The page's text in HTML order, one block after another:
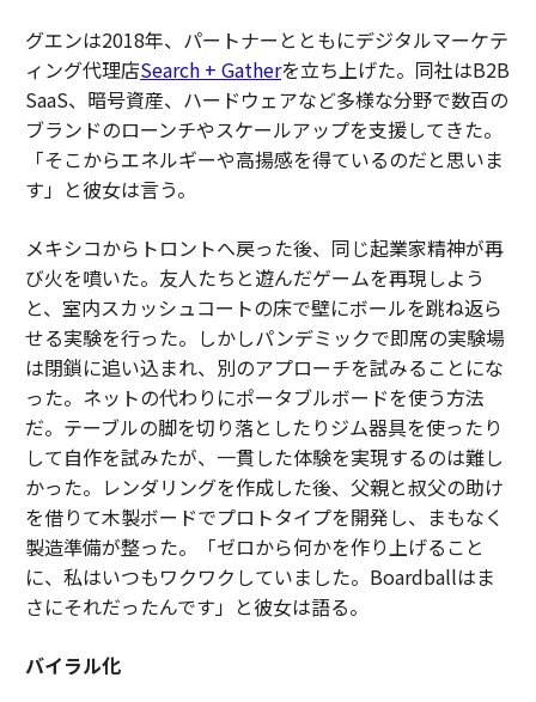
グエンは2018年、パートナーとともにデジタルマーケテ
ィング代理店Search + Gatherを立ち上げた。同社はB2B
SaaS、暗号資産、ハードウェアなど多様な分野で数百の
ブランドのローンチやスケールアップを支援してきた。
「そこからエネルギーや高揚感を得ているのだと思いま
す」と彼女は言う。
メキシコからトロントへ戻った後、同じ起業家精神が再
び火を噴いた。友人たちと遊んだゲームを再現しよう
と、室内スカッシュコートの床で壁にボールを跳ね返ら
せる実験を行った。しかしパンデミックで即席の実験場
は閉鎖に追い込まれ、別のアプローチを試みることにな
った。ネットの代わりにポータブルボードを使う方法
だ。テーブルの脚を切り落としたりジム器具を使ったり
して自作を試みたが、一貫した体験を実現するのは難し
かった。レンダリングを作成した後、父親と叔父の助け
を借りて木製ボードでプロトタイプを開発し、まもなく
製造準備が整った。「ゼロから何かを作り上げること
に、私はいつもワクワクしていました。Boardballはま
さにそれだったんです」と彼女は語る。
バイラル化